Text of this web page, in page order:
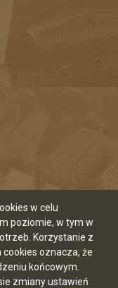
w celu
poziomie, w tym w
Korzystanie z
oznacza, że
końcowym.
zmiany ustawień
12:50